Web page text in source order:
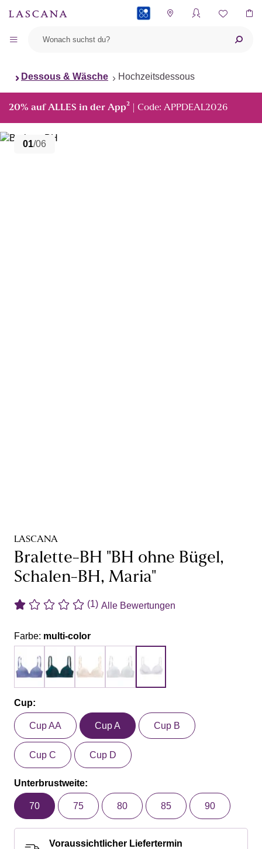
Dessous & Wäsche Hochzeitsdessous
20% auf ALLES in der App² | Code: APPDEAL2026
01/06
LASCANA
Bralette-BH "BH ohne Bügel,
Schalen-BH, Maria"
(1) Alle Bewertungen
Farbe: multi-color
Cup:
Cup AA Cup A Cup B
Cup C Cup D
Unterbrustweite:
70 75 80 85 90
Voraussichtlicher Liefertermin